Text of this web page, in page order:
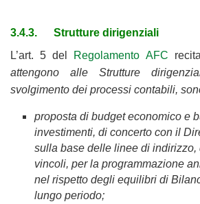
3.4.3. Strutture dirigenziali
L’art. 5 del Regolamento AFC
attengono alle Strutture
svolgimento dei processi contabili,
proposta di budget economico e
investimenti, di concerto con il
sulla base delle linee di indirizzo,
vincoli, per la programmazione
nel rispetto degli equilibri di
lungo periodo;